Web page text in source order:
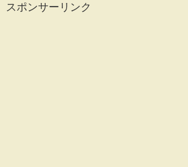
スポンサーリンク